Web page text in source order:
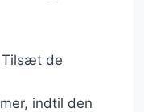
Tilsæt de
indtil den